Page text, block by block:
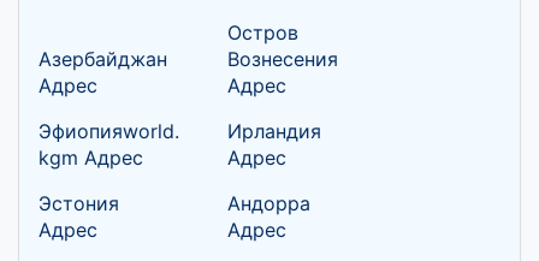
Азербайджан
Адрес
Остров
Вознесения
Адрес
Эфиопияworld.
kgm Адрес
Ирландия
Адрес
Эстония
Адрес
Андорра
Адрес